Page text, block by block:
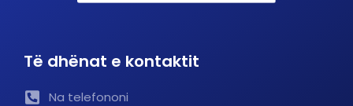
Të dhënat e kontaktit
Na telefononi